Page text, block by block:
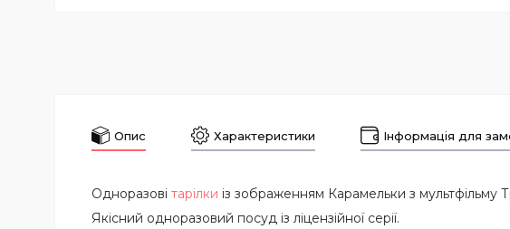
Опис Характеристики Інформація для
Одноразові тарілки із зображенням Карамельки з мультфільму
Якісний одноразовий посуд із ліцензійної серії.